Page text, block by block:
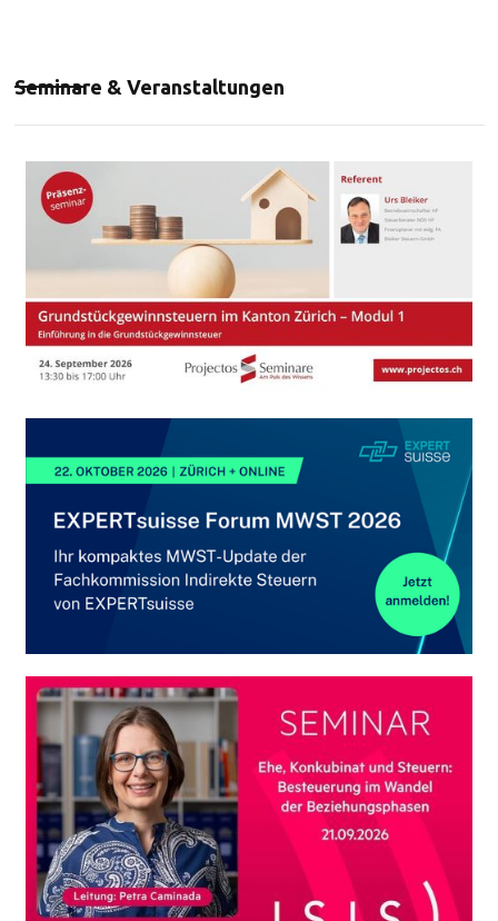
Seminare & Veranstaltungen